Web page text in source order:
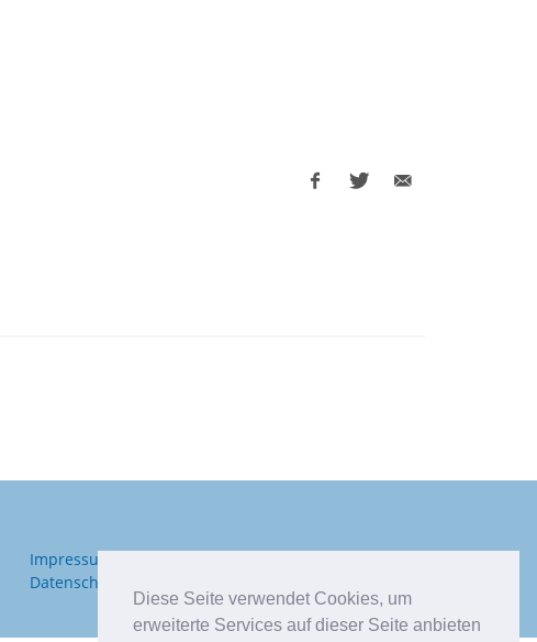
Diese Seite verwendet Cookies, um
erweiterte Services auf dieser Seite anbieten
Impressum
Datenschutzbestimmungen